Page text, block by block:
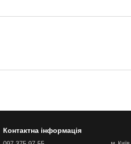
Контактна інформація